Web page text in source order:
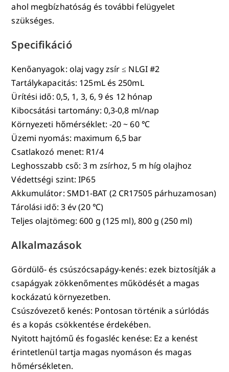
ahol megbízhatóság és további felügyelet
szükséges.
Specifikáció
Kenőanyagok: olaj vagy zsír ≤ NLGI #2
Tartálykapacitás: 125mL és 250mL
Ürítési idő: 0,5, 1, 3, 6, 9 és 12 hónap
Kibocsátási tartomány: 0,3-0,8 ml/nap
Környezeti hőmérséklet: -20 ~ 60 ℃
Üzemi nyomás: maximum 6,5 bar
Csatlakozó menet: R1/4
Leghosszabb cső: 3 m zsírhoz, 5 m híg olajhoz
Védettségi szint: IP65
Akkumulátor: SMD1-BAT (2 CR17505 párhuzamosan)
Tárolási idő: 3 év (20 ℃)
Teljes olajtömeg: 600 g (125 ml), 800 g (250 ml)
Alkalmazások
Gördülő- és csúszócsapágy-kenés: ezek biztosítják a
csapágyak zökkenőmentes működését a magas
kockázatú környezetben.
Csúszóvezető kenés: Pontosan történik a súrlódás
és a kopás csökkentése érdekében.
Nyitott hajtómű és fogasléc kenése: Ez a kenést
érintetlenül tartja magas nyomáson és magas
hőmérsékleten.